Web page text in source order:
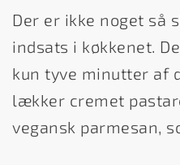
Der er ikke noget så
indsats i køkkenet.
kun tyve minutter af
lækker cremet
vegansk parmesan,